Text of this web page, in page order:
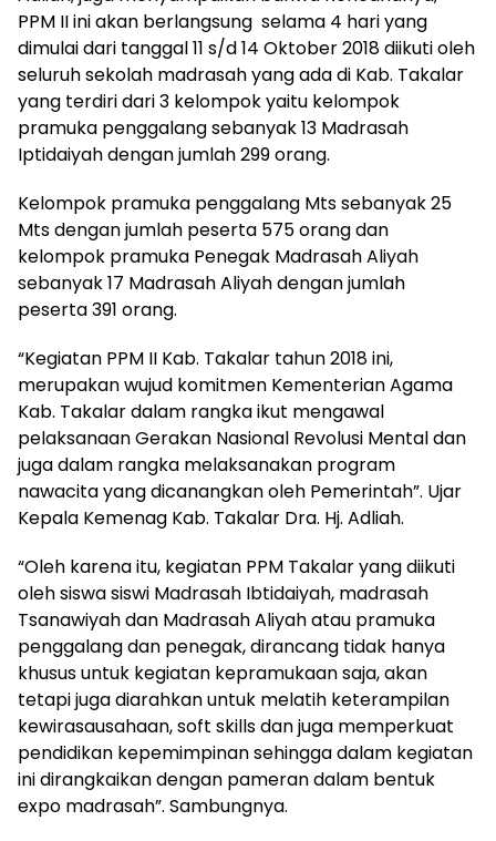
PPM II ini akan berlangsung selama 4 hari yang
dimulai dari tanggal 11 s/d 14 Oktober 2018 diikuti oleh
seluruh sekolah madrasah yang ada di Kab. Takalar
yang terdiri dari 3 kelompok yaitu kelompok
pramuka penggalang sebanyak 13 Madrasah
Iptidaiyah dengan jumlah 299 orang.
Kelompok pramuka penggalang Mts sebanyak 25
Mts dengan jumlah peserta 575 orang dan
kelompok pramuka Penegak Madrasah Aliyah
sebanyak 17 Madrasah Aliyah dengan jumlah
peserta 391 orang.
“Kegiatan PPM II Kab. Takalar tahun 2018 ini,
merupakan wujud komitmen Kementerian Agama
Kab. Takalar dalam rangka ikut mengawal
pelaksanaan Gerakan Nasional Revolusi Mental dan
juga dalam rangka melaksanakan program
nawacita yang dicanangkan oleh Pemerintah”. Ujar
Kepala Kemenag Kab. Takalar Dra. Hj. Adliah.
“Oleh karena itu, kegiatan PPM Takalar yang diikuti
oleh siswa siswi Madrasah Ibtidaiyah, madrasah
Tsanawiyah dan Madrasah Aliyah atau pramuka
penggalang dan penegak, dirancang tidak hanya
khusus untuk kegiatan kepramukaan saja, akan
tetapi juga diarahkan untuk melatih keterampilan
kewirasausahaan, soft skills dan juga memperkuat
pendidikan kepemimpinan sehingga dalam kegiatan
ini dirangkaikan dengan pameran dalam bentuk
expo madrasah”. Sambungnya.